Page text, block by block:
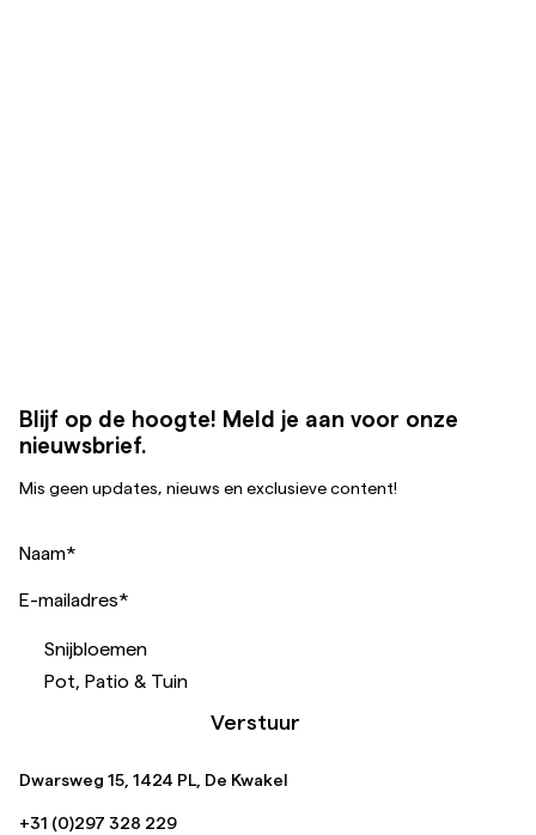
Blijf op de hoogte! Meld je aan voor onze
nieuwsbrief.
Mis geen updates, nieuws en exclusieve content!
Naam*
E-mailadres*
Snijbloemen
Pot, Patio & Tuin
Verstuur
Dwarsweg 15, 1424 PL, De Kwakel
+31 (0)297 328 229